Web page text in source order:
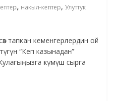
, накыл-кептер, Улуттук
тапкан кеменгерлердин ой
“Кеп казынадан”
күмүш сырга